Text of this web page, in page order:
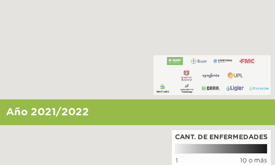
Año 2021/2022
CANT. DE ENFERMEDADES
1 10 o más